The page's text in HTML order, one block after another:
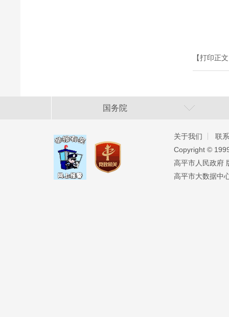
【打印正
国务院
关于我们
联
Copyright ©️
高平市人民政府
高平市大数据